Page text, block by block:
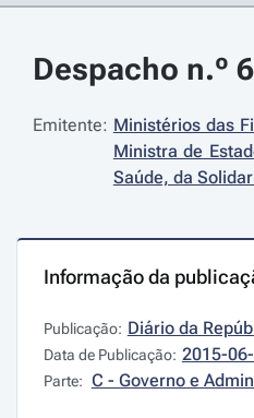
Despacho n.º
Emitente: Ministérios das
Ministra de
Saúde, da
Informação da
Publicação: Diário da
Data de Publicação: 2015-
Parte: C - Governo e